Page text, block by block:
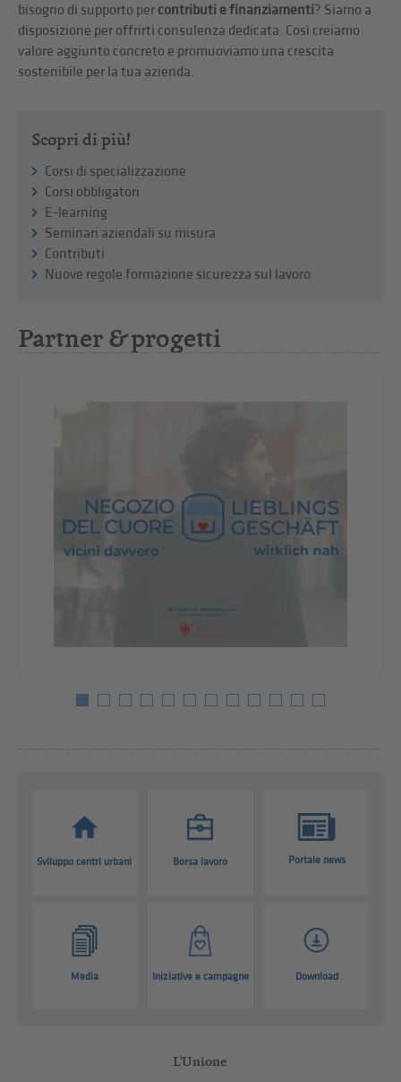
bisogno di supporto per contributi e finanziamenti? Siamo a
disposizione per offrirti consulenza dedicata. Così creiamo
valore aggiunto concreto e promuoviamo una crescita
sostenibile per la tua azienda.
Scopri di più!
Corsi di specializzazione
Corsi obbligatori
E-learning
Seminari aziendali su misura
Contributi
Nuove regole formazione sicurezza sul lavoro
Partner & progetti
Sviluppo centri urbani Borsa lavoro Portale news
Media Iniziative e campagne Download
L'Unione